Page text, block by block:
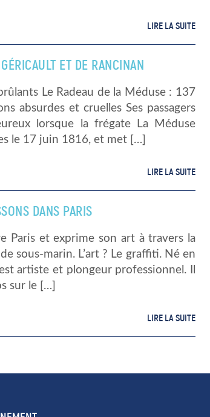
LIRE LA SUITE
ET DE RANCINAN
Le Radeau de la Méduse : 137
absurdes et cruelles Ses passagers
lorsque la frégate La Méduse
le 17 juin 1816, et met […]
LIRE LA SUITE
DANS PARIS
Paris et exprime son art à travers la
sous-marin. L’art ? Le graffiti. Né en
artiste et plongeur professionnel. Il
sur le […]
LIRE LA SUITE